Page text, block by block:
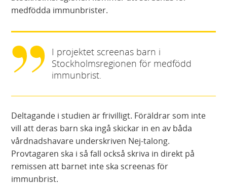
medfödda immunbrister.
I projektet screenas barn i
Stockholmsregionen för medfödd
immunbrist.
Deltagande i studien är frivilligt. Föräldrar som inte
vill att deras barn ska ingå skickar in en av båda
vårdnadshavare underskriven Nej-talong.
Provtagaren ska i så fall också skriva in direkt på
remissen att barnet inte ska screenas för
immunbrist.